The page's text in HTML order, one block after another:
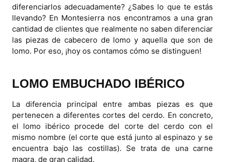
diferenciarlos adecuadamente? ¿Sabes lo que te estás
llevando? En Montesierra nos encontramos a una gran
cantidad de clientes que realmente no saben diferenciar
las piezas de cabecero de lomo y aquella que son de
lomo. Por eso, ¡hoy os contamos cómo se distinguen!
LOMO EMBUCHADO IBÉRICO
La diferencia principal entre ambas piezas es que
pertenecen a diferentes cortes del cerdo. En concreto,
el lomo ibérico procede del corte del cerdo con el
mismo nombre (el corte que está junto al espinazo y se
encuentra bajo las costillas). Se trata de una carne
magra, de gran calidad.